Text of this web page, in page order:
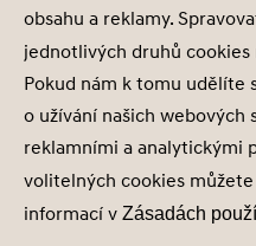
© Hyundai
Infocentrum
Společnost je zapsána v
Brně oddíl C,
obsahu a reklamy.
jednotlivých druhů cookies
Pokud nám k tomu udělíte
o užívání našich webových
reklamními a analytickými
volitelných cookies
informací v Zásadách